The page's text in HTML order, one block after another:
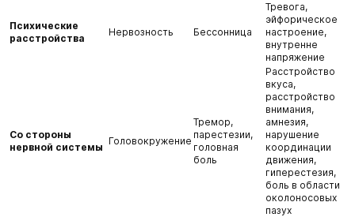
Психические
расстройства
Нервозность Бессонница
Тревога,
эйфорическое
настроение,
внутренне
напряжение
Со стороны
нервной системы
Головокружение
Тремор,
парестезии,
головная
боль
Расстройство
вкуса,
расстройство
внимания,
амнезия,
нарушение
координации
движения,
гиперестезия,
боль в области
околоносовых
пазух